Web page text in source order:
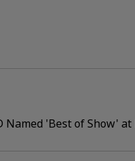
Named 'Best of Show'